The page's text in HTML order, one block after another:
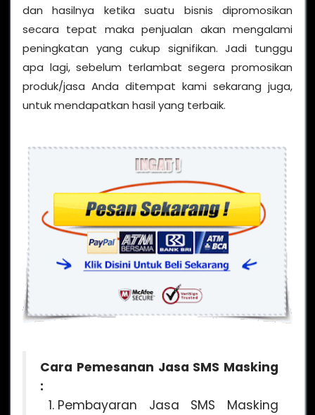
dan hasilnya ketika suatu bisnis dipromosikan
secara tepat maka penjualan akan mengalami
peningkatan yang cukup signifikan. Jadi tunggu
apa lagi, sebelum terlambat segera promosikan
produk/jasa Anda ditempat kami sekarang juga,
untuk mendapatkan hasil yang terbaik.
Cara Pemesanan Jasa SMS Masking
:
Pembayaran Jasa SMS Masking